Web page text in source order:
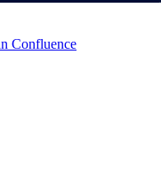
Confluence